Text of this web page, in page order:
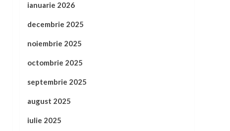
ianuarie 2026
decembrie 2025
noiembrie 2025
octombrie 2025
septembrie 2025
august 2025
iulie 2025